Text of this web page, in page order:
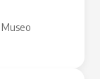
Museo